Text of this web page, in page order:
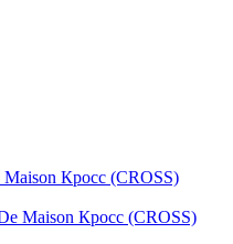
Кросс (CROSS)